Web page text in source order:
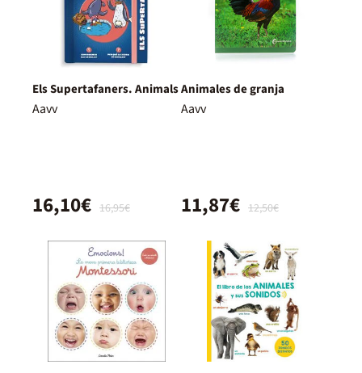
Els Supertafaners. Animals
Aavv
16,95€
16,10€
Animales de granja
Aavv
12,50€
11,87€